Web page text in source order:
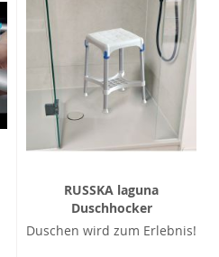
RUSSKA laguna
Duschhocker
Duschen wird zum Erlebnis!